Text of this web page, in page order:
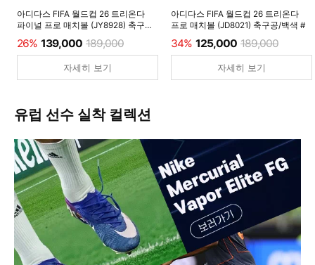
아디다스 FIFA 월드컵 26 트리온다
파이널 프로 매치볼 (JY8928) 축구공/
26% 139,000 189,000
자세히 보기
아디다스 FIFA 월드컵 26 트리온다
프로 매치볼 (JD8021) 축구공/백색 #
34% 125,000 189,000
자세히 보기
유럽 선수 실착 컬렉션